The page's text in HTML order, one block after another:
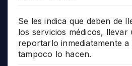
Se les indica que deben de
los servicios médicos, llevar
reportarlo inmediatamente a
tampoco lo hacen.